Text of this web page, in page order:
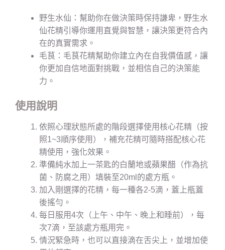
野生水仙：幫助你在做決策時保持謙卑，野生水
仙花精引導你運用直覺與智慧，讓決策更符合內
在的真實需求。
毛茛：毛茛花精幫助你建立內在自我價值感，讓
你更加自信地面對挑戰，並相信自己的決策能
力。
使用說明
依照心理狀態所處的階段選擇使用核心花精（按
照1~3順序使用），補充花精可隨時搭配核心花
精使用，強化效果。
準備純水加上一茶匙的白蘭地或蘋果醋（作為抗
菌、防腐之用）填裝至20ml的處方瓶。
加入剛選擇的花精，每一種各2-5滴，蓋上瓶蓋
後搖勻。
每日服用4次（上午、中午、晚上和睡前），每
次7滴，至該處方瓶用完。
情況緊急時，也可以直接滴在舌尖上，並增加使